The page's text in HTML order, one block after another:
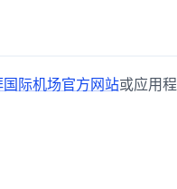
国际机场官方网站或应用